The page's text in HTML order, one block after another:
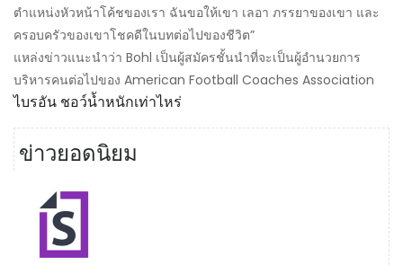
ตำแหน่งหัวหน้าโค้ชของเรา ฉันขอให้เขา เลอา ภรรยาของเขา และ
ครอบครัวของเขาโชคดีในบทต่อไปของชีวิต”
แหล่งข่าวแนะนำว่า Bohl เป็นผู้สมัครชั้นนำที่จะเป็นผู้อำนวยการ
บริหารคนต่อไปของ American Football Coaches Association
ไบรอัน ชอว์น้ำหนักเท่าไหร่
ข่าวยอดนิยม